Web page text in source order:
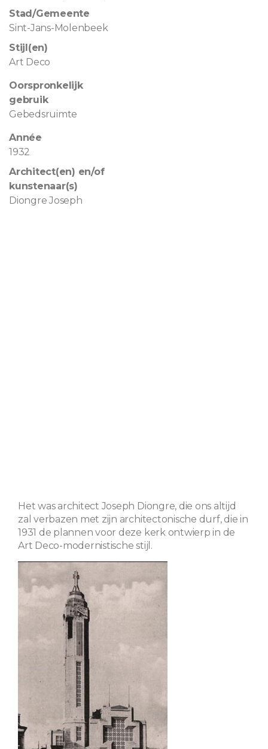
Stad/Gemeente
Sint-Jans-Molenbeek
Stijl(en)
Art Deco
Oorspronkelijk
gebruik
Gebedsruimte
Année
1932
Architect(en) en/of
kunstenaar(s)
Diongre Joseph
Het was architect Joseph Diongre, die ons altijd
zal verbazen met zijn architectonische durf, die in
1931 de plannen voor deze kerk ontwierp in de
Art Deco-modernistische stijl.